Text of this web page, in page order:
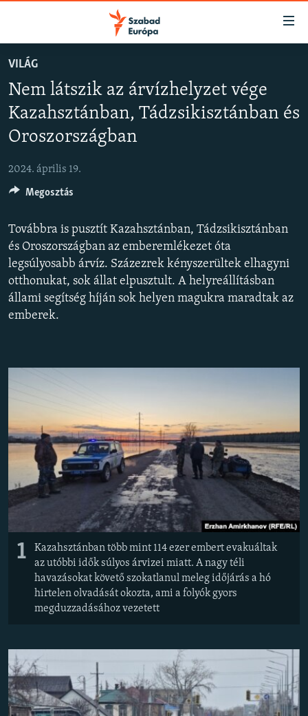
Akadálymentes
Ugrás
oldalra
Ugrás
AKTUÁLIS
PODCASTOK
ELEMZŐ
NER15
SZABADON
TÁRSADALOM
DEMOKRÁCIA
A PÉNZ NYOMÁBAN
EURÓPAI UNIÓ
KLÍMAVÁLTOZÁS
KÖVESSEN MINKET!
Valamennyi RFE/RL weboldal
VILÁG
Nem látszik az árvízhelyzet vége
Kazahsztánban, Tádzsikisztánban és
Oroszországban
2024. április 19.
Továbbra is pusztít Kazahsztánban, Tádzsikisztánban
és Oroszországban az emberemlékezet óta
legsúlyosabb árvíz. Százezrek kényszerültek elhagyni
otthonukat, sok állat elpusztult. A helyreállításban
állami segítség híján sok helyen magukra maradtak az
emberek.
1
Kazahsztánban több mint 114 ezer embert evakuáltak
az utóbbi idők súlyos árvizei miatt. A nagy téli
havazásokat követő szokatlanul meleg időjárás a hó
hirtelen olvadását okozta, ami a folyók gyors
megduzzadásához vezetett
Megosztás
FELIRATKOZÁS